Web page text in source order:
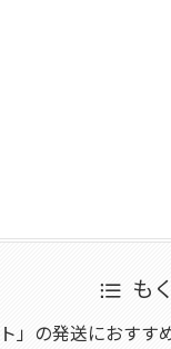
も
」の発送におすす